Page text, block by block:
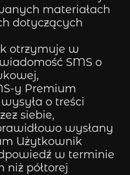
materiałach
dotyczących
otrzymuje w
SMS o
y Premium
o treści
siebie,
wysłany
Użytkownik
w terminie
niż półtorej